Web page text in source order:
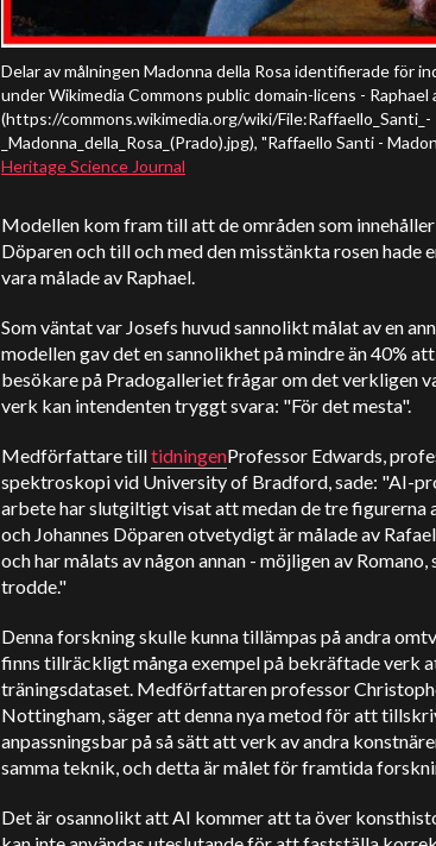
Delar av målningen Madonna della Rosa identifierade för
under Wikimedia Commons public domain-licens -
(https://commons.wikimedia.org/wiki/File:Raffaello_Santi_-
_Madonna_della_Rosa_(Prado).jpg), "Raffaello Santi -
Heritage Science Journal
Modellen kom fram till att de områden som innehåller
Döparen och till och med den misstänkta rosen hade
vara målade av Raphael.
Som väntat var Josefs huvud sannolikt målat av en
modellen gav det en sannolikhet på mindre än 40%
besökare på Pradogalleriet frågar om det verkligen
verk kan intendenten tryggt svara: "För det mesta".
Medförfattare tilltidningenProfessor Edwards,
spektroskopi vid University of Bradford, sade: "AI-
arbete har slutgiltigt visat att medan de tre figurerna
och Johannes Döparen otvetydigt är målade av
och har målats av någon annan - möjligen av
trodde."
Denna forskning skulle kunna tillämpas på andra
finns tillräckligt många exempel på bekräftade verk
träningsdataset. Medförfattaren professor
Nottingham, säger att denna nya metod för att
anpassningsbar på så sätt att verk av andra
samma teknik, och detta är målet för framtida
Det är osannolikt att AI kommer att ta över